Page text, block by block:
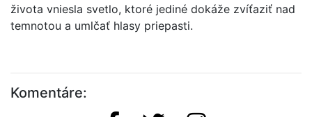
života vniesla svetlo, ktoré jediné dokáže zvíťaziť nad
temnotou a umlčať hlasy priepasti.
Komentáre: